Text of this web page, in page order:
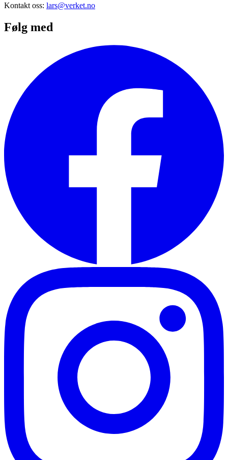
Kontakt oss: lars@verket.no
Følg med